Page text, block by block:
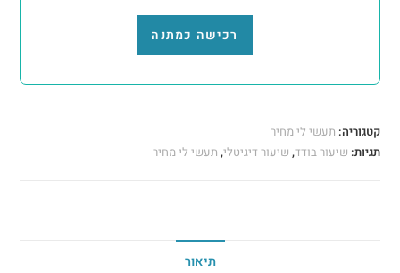
רכישה כמתנה
קטגוריה: תעשי לי מחיר
תגיות: שיעור בודד, שיעור דיגיטלי, תעשי לי מחיר
תיאור